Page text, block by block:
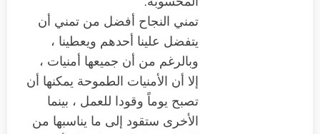
تمني النجاح أفضل من تمني أن
يتفضل علينا أحدهم ويعطينا ،
وبالرغم من أن جميعها أمنيات ،
إلا أن الأمنيات الطموحة يمكنها أن
تصبح يوماً وقودا للعمل ، بينما
الأخرى ستقود إلى ما يناسبها من